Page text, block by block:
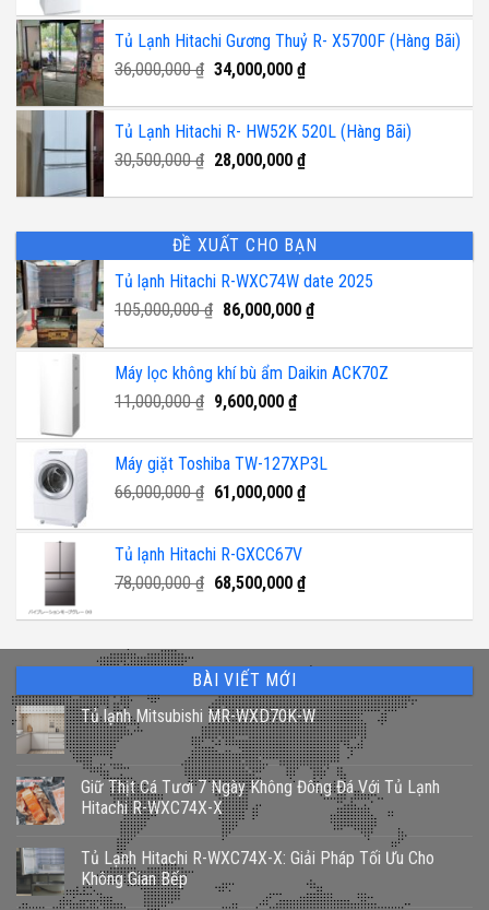
75,000,000 ₫.là:
69,990,000 ₫.
Tủ Lạnh Hitachi Gương Thuỷ R- X5700F (Hàng Bãi)
36,000,000₫ Giá
36,000,000 ₫.
34,000,000 ₫Giá
là:
34,000,000 ₫.
Tủ Lạnh Hitachi R- HW52K 520L (Hàng Bãi)
30,500,000₫ Giá
30,500,000 ₫.
28,000,000 ₫Giá
là:
28,000,000 ₫.
ĐỀ XUẤT CHO BẠN
Tủ lạnh Hitachi R-WXC74W date 2025
105,000,000₫ Giá
là:
105,000,000 ₫.
86,000,000 ₫Giá
tại
là:
Máy lọc không khí bù ẩm Daikin ACK70Z
11,000,000₫ Giá
11,000,000 ₫.
9,600,000 ₫Giá
là:
9,600,000 ₫.
Máy giặt Toshiba TW-127XP3L
66,000,000₫ Giá
66,000,000 ₫.
61,000,000 ₫Giá
61,000,000 ₫.
Tủ lạnh Hitachi R-GXCC67V
78,000,000₫ Giá
78,000,000 ₫.
68,500,000 ₫Giá
là:
BÀI VIẾT MỚI
Tủ lạnh Mitsubishi MR-WXD70K-W
Giữ Thịt Cá Tươi 7 Ngày Không Đông Đá Với Tủ Lạnh
Hitachi R-WXC74X-X
Tủ Lạnh Hitachi R-WXC74X-X: Giải Pháp Tối Ưu Cho
Không Gian Bếp